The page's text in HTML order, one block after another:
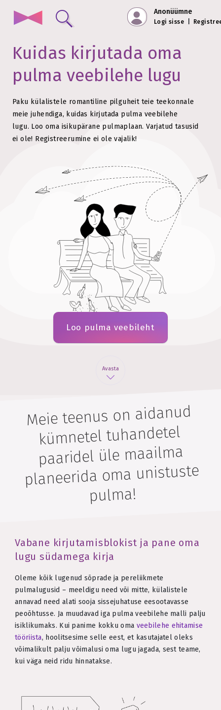
Anonüümne
Logi sisse
Kuidas kirjutada oma
pulma veebilehe lugu
Paku külalistele romantiline pilguheit teie teekonnale
meie juhendiga, kuidas kirjutada pulma veebilehe
lugu. Loo oma isikupärane pulmaplaan. Varjatud tasusid
ei ole! Registreerumine ei ole vajalik!
Loo pulma veebileht
Avasta
Meie teenus on aidanud
kümnetel tuhandetel
paaridel üle maailma
planeerida oma unistuste
pulma!
Vabane kirjutamisblokist ja pane oma
lugu südamega kirja
Oleme kõik lugenud sõprade ja pereliikmete
pulmalugusid – meeldigu need või mitte, külalistele
annavad need alati sooja sissejuhatuse eesootavasse
peoõhtusse. Ja muudavad iga pulma veebilehe malli palju
isiklikumaks. Kui panime kokku oma veebilehe ehitamise
tööriista, hoolitsesime selle eest, et kasutajatel oleks
võimalikult palju võimalusi oma lugu jagada, sest teame,
kui väga neid ridu hinnatakse.